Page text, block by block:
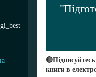
книги в